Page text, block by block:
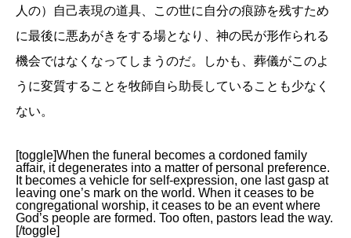
人の）自己表現の道具、この世に自分の痕跡を残すため
に最後に悪あがきをする場となり、神の民が形作られる
機会ではなくなってしまうのだ。しかも、葬儀がこのよ
うに変質することを牧師自ら助長していることも少なく
ない。
[toggle]When the funeral becomes a cordoned family
affair, it degenerates into a matter of personal preference.
It becomes a vehicle for self-expression, one last gasp at
leaving one’s mark on the world. When it ceases to be
congregational worship, it ceases to be an event where
God’s people are formed. Too often, pastors lead the way.
[/toggle]